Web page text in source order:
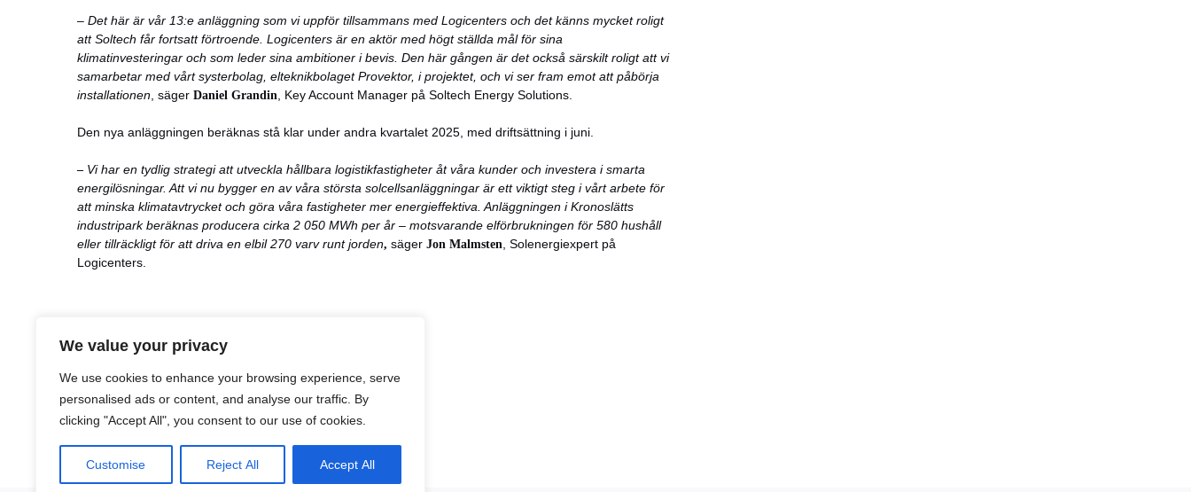
We value your privacy
We use cookies to enhance your browsing experience, serve
personalised ads or content, and analyse our traffic. By
clicking "Accept All", you consent to our use of cookies.
Customise Reject All Accept All
– Det här är vår 13:e anläggning som vi uppför tillsammans med Logicenters och det känns mycket roligt
att Soltech får fortsatt förtroende. Logicenters är en aktör med högt ställda mål för sina
klimatinvesteringar och som leder sina ambitioner i bevis. Den här gången är det också särskilt roligt att vi
samarbetar med vårt systerbolag, elteknikbolaget Provektor, i projektet, och vi ser fram emot att påbörja
installationen , säger Daniel Grandin , Key Account Manager på Soltech Energy Solutions.
Den nya anläggningen beräknas stå klar under andra kvartalet 2025, med driftsättning i juni.
– Vi har en tydlig strategi att utveckla hållbara logistikfastigheter åt våra kunder och investera i smarta
energilösningar. Att vi nu bygger en av våra största solcellsanläggningar är ett viktigt steg i vårt arbete för
att minska klimatavtrycket och göra våra fastigheter mer energieffektiva. Anläggningen i Kronoslätts
industripark beräknas producera cirka 2 050 MWh per år – motsvarande elförbrukningen för 580 hushåll
eller tillräckligt för att driva en elbil 270 varv runt jorden, säger Jon Malmsten , Solenergiexpert på
Logicenters.
LinkedIn
Facebook
X Email